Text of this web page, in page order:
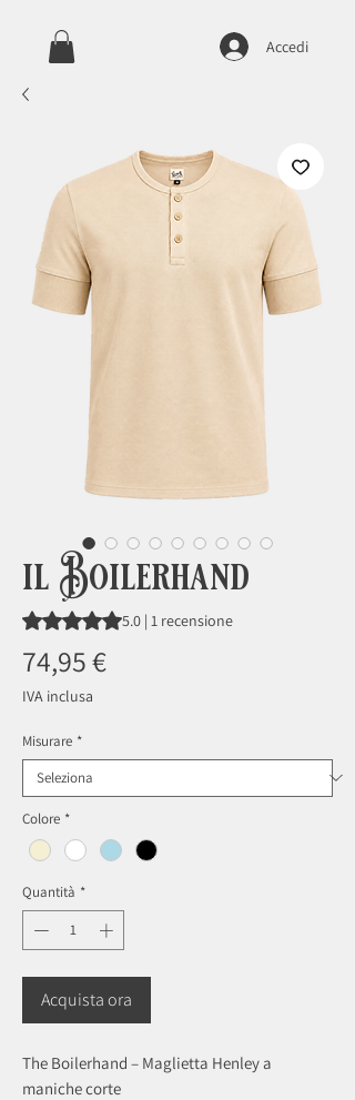
Accedi
il Boilerhand
Sulla base di 1 recensione, la
5.0 | 1 recensione
74,95 €Prezzo
IVA inclusa
Misurare *
Colore *
Quantità *
Acquista ora
The Boilerhand – Maglietta Henley a
maniche corte